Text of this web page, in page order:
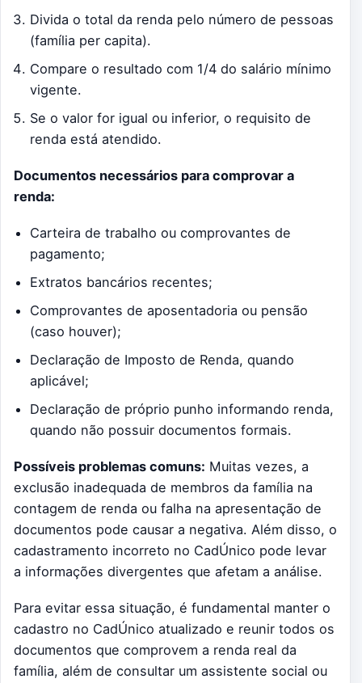
Divida o total da renda pelo número de pessoas
(família per capita).
Compare o resultado com 1/4 do salário mínimo
vigente.
Se o valor for igual ou inferior, o requisito de
renda está atendido.
Documentos necessários para comprovar a
renda:
Carteira de trabalho ou comprovantes de
pagamento;
Extratos bancários recentes;
Comprovantes de aposentadoria ou pensão
(caso houver);
Declaração de Imposto de Renda, quando
aplicável;
Declaração de próprio punho informando renda,
quando não possuir documentos formais.
Possíveis problemas comuns: Muitas vezes, a
exclusão inadequada de membros da família na
contagem de renda ou falha na apresentação de
documentos pode causar a negativa. Além disso, o
cadastramento incorreto no CadÚnico pode levar
a informações divergentes que afetam a análise.
Para evitar essa situação, é fundamental manter o
cadastro no CadÚnico atualizado e reunir todos os
documentos que comprovem a renda real da
família, além de consultar um assistente social ou